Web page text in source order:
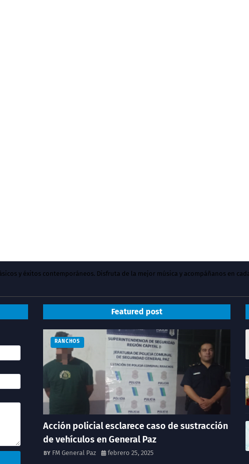
y éxitos contemporáneos. Disfruta de la mejor música y acompáñanos en
Featured post
RANCHOS
Acción policial esclarece caso de sustracción
de vehículos en General Paz
FM General Paz febrero 25, 2025